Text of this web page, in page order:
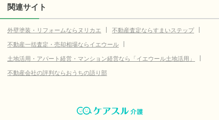
関連サイト
外壁塗装・リフォームならヌリカエ
不動産査定ならすまいステップ
不動産一括査定・売却相場ならイエウール
土地活用・アパート経営・マンション経営なら「イエウール土地活用」
不動産会社の評判ならおうちの語り部